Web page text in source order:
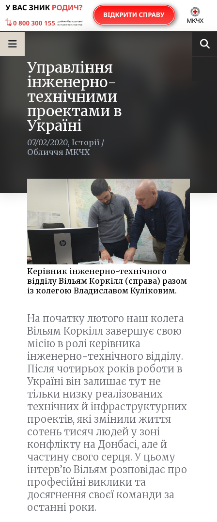
Управління
інженерно-
технічними
проектами в
Україні
07/02/2020, Історії /
Обличчя МКЧХ
Керівник інженерно-технічного
відділу Вільям Коркілл (справа) разом
із колегою Владиславом Куліковим.
На початку лютого наш колега
Вільям Коркілл завершує свою
місію в ролі керівника
інженерно-технічного відділу.
Після чотирьох років роботи в
Україні він залишає тут не
тільки низку реалізованих
технічних й інфраструктурних
проектів, які змінили життя
сотень тисяч людей у зоні
конфлікту на Донбасі, але й
частину свого серця. У цьому
інтерв’ю Вільям розповідає про
професійні виклики та
досягнення своєї команди за
останні роки.